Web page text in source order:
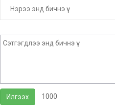
Илгээх 1000